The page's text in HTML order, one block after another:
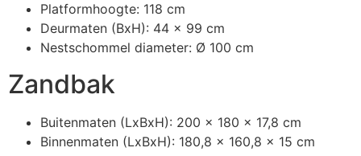
Platformhoogte: 118 cm
Deurmaten (BxH): 44 x 99 cm
Nestschommel diameter: Ø 100 cm
Zandbak
Buitenmaten (LxBxH): 200 x 180 x 17,8 cm
Binnenmaten (LxBxH): 180,8 x 160,8 x 15 cm